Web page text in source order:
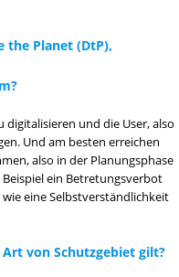
the Planet (DtP),
und die User, also
Und am besten erreichen
also in der Planungsphase
ein Betretungsverbot
eine Selbstverständlichkeit
von Schutzgebiet gilt?